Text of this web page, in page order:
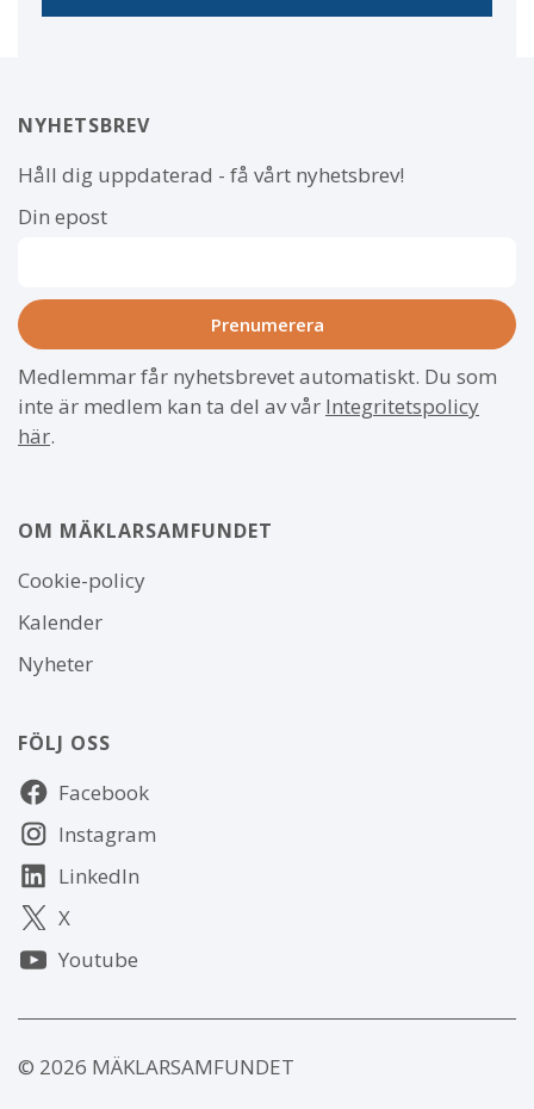
NYHETSBREV
Håll dig uppdaterad - få vårt nyhetsbrev!
Din epost
Medlemmar får nyhetsbrevet automatiskt. Du som
inte är medlem kan ta del av vår Integritetspolicy
här.
OM MÄKLARSAMFUNDET
Om
webbplatsen
Cookie-policy
Kalender
Nyheter
FÖLJ OSS
Följ
oss Facebook
Instagram
LinkedIn
X
Youtube
© 2026 MÄKLARSAMFUNDET